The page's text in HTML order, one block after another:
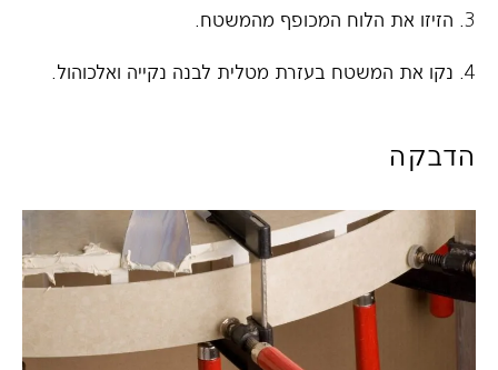
3. הזיזו את הלוח המכופף מהמשטח.
4. נקו את המשטח בעזרת מטלית לבנה נקייה ואלכוהול.
הדבקה